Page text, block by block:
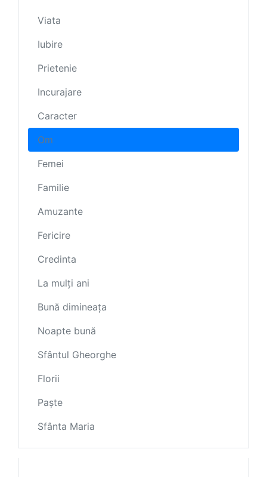
Viata
Iubire
Prietenie
Incurajare
Caracter
Om
Femei
Familie
Amuzante
Fericire
Credinta
La mulți ani
Bună dimineața
Noapte bună
Sfântul Gheorghe
Florii
Paște
Sfânta Maria